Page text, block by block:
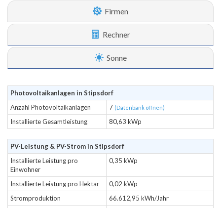
Firmen
Rechner
Sonne
Photovoltaikanlagen in Stipsdorf
Anzahl Photovoltaikanlagen
7 (Datenbank öffnen)
Installierte Gesamtleistung 80,63 kWp
PV-Leistung & PV-Strom in Stipsdorf
Installierte Leistung pro
Einwohner
0,35 kWp
Installierte Leistung pro Hektar
0,02 kWp
Stromproduktion
66.612,95 kWh/Jahr